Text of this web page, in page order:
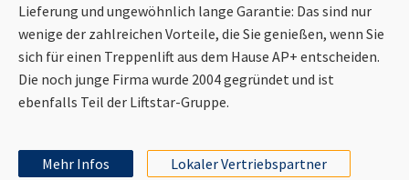
Lieferung und ungewöhnlich lange Garantie: Das sind nur
wenige der zahlreichen Vorteile, die Sie genießen, wenn Sie
sich für einen Treppenlift aus dem Hause AP+ entscheiden.
Die noch junge Firma wurde 2004 gegründet und ist
ebenfalls Teil der Liftstar-Gruppe.
Mehr Infos Lokaler Vertriebspartner